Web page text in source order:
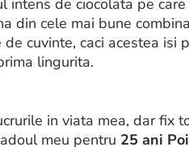
din cele mai bune
cuvinte, caci acestea
lingurita.
in viata mea, dar fix
meu pentru 25 ani